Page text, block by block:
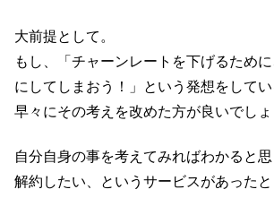
大前提として。
もし、「チャーンレートを下げるため
にしてしまおう！」という発想をしてい
早々にその考えを改めた方が良いでしょ
自分自身の事を考えてみればわかると
解約したい、というサービスがあった